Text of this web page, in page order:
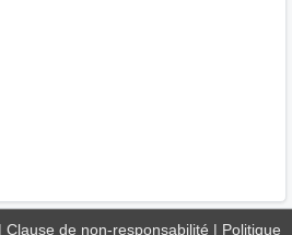
| Clause de non-responsabilité | Politique